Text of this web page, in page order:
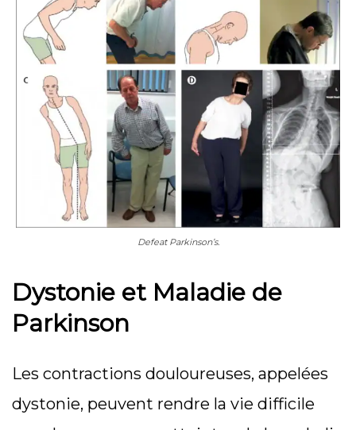
Defeat Parkinson’s.
Dystonie et Maladie de
Parkinson
Les contractions douloureuses, appelées
dystonie, peuvent rendre la vie difficile